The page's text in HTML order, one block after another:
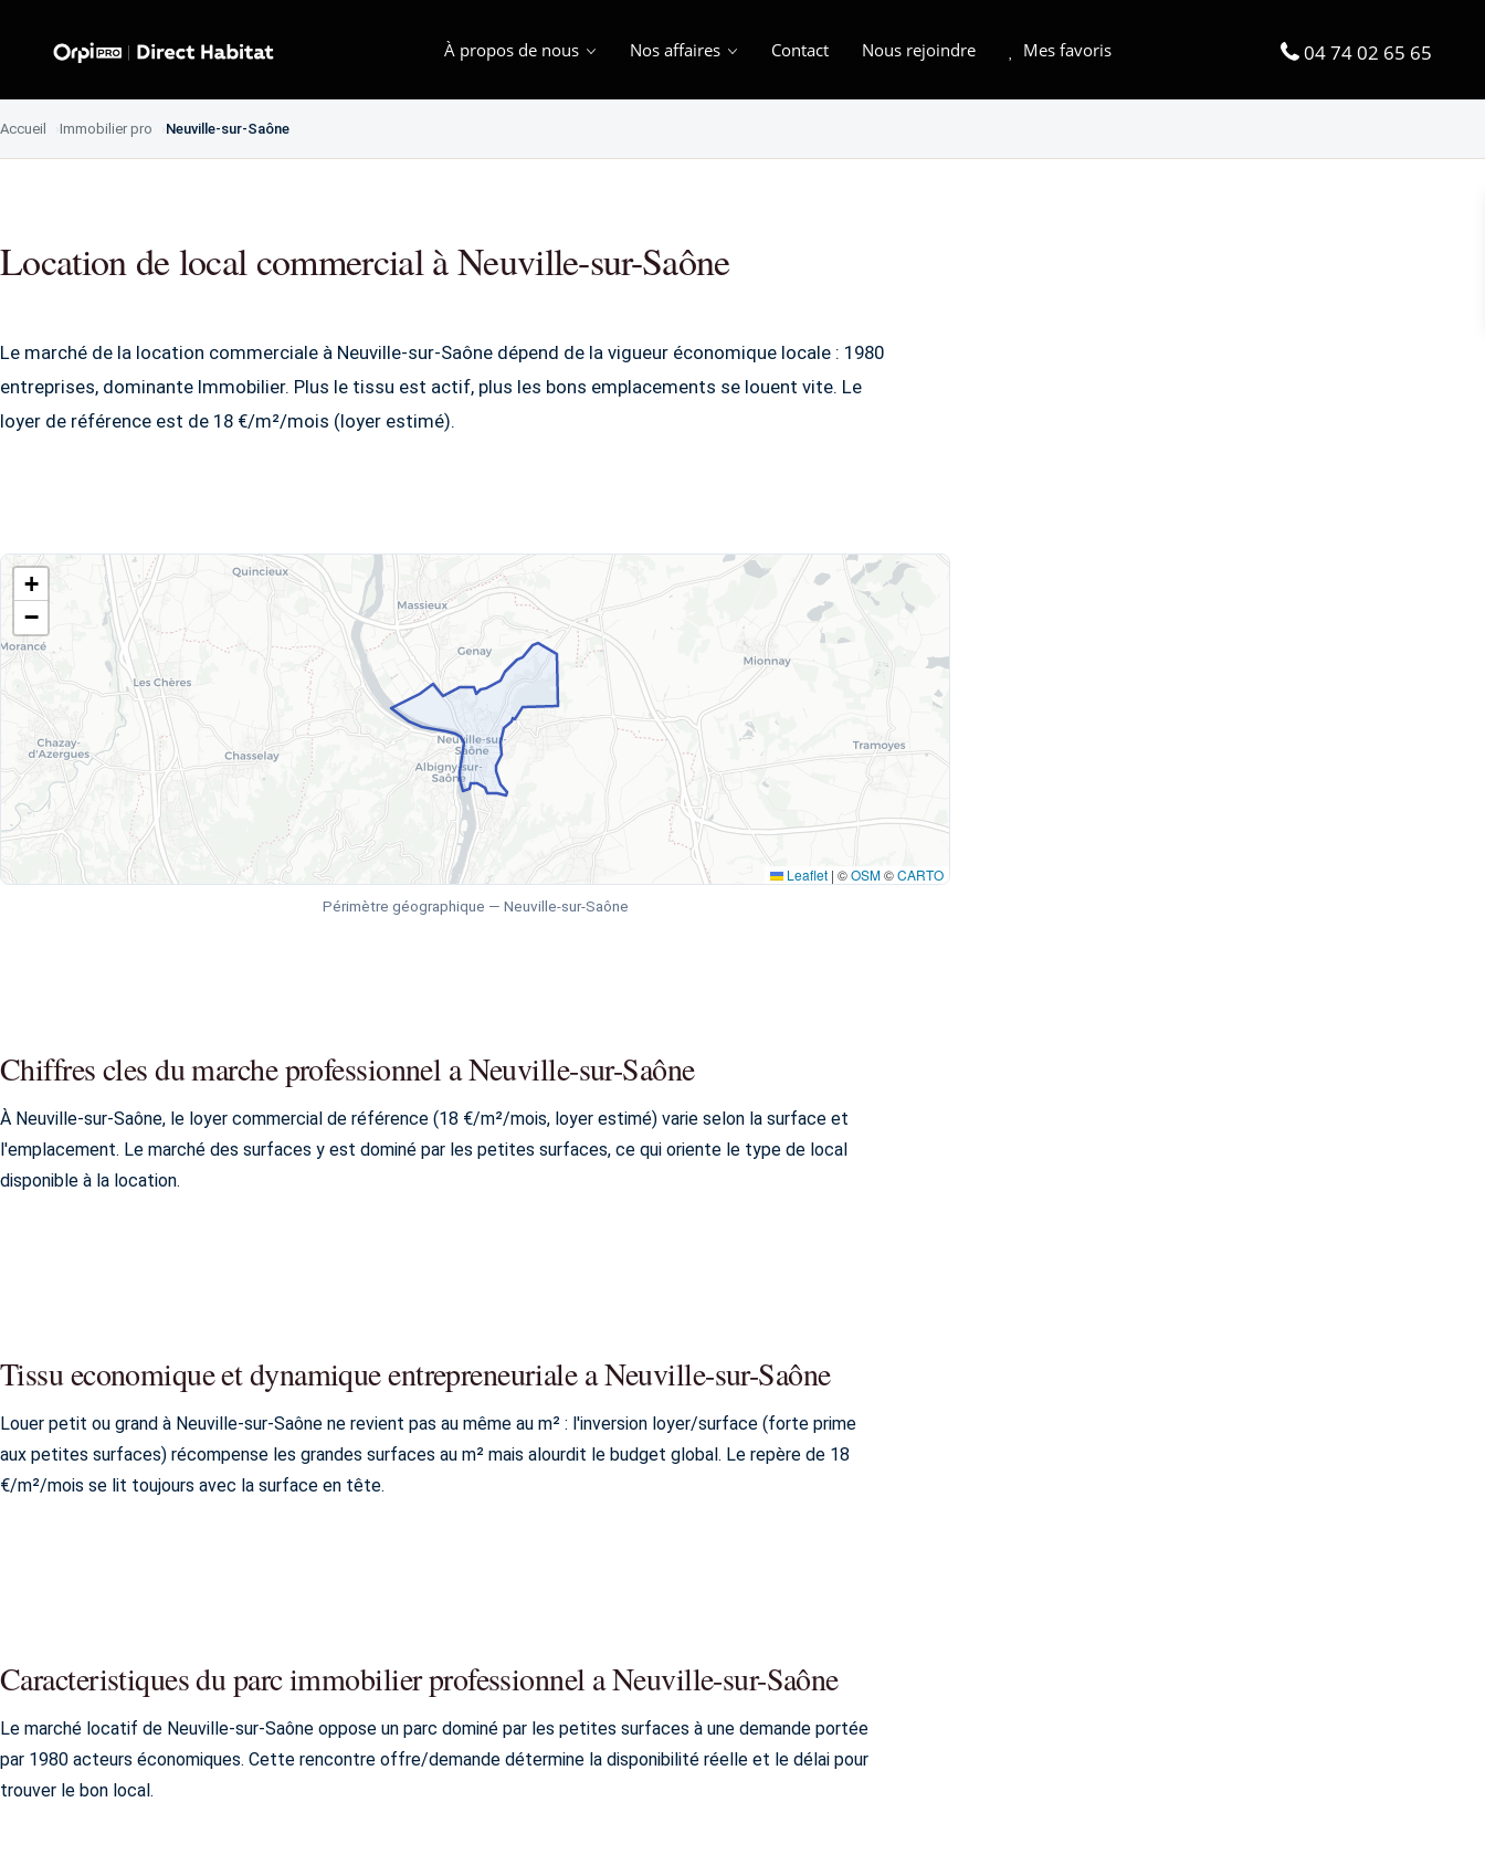
À propos de nous Nos affaires Contact Nous rejoindre Mes favoris 04 74 02 65 65
Accueil Immobilier pro Neuville-sur-Saône
Location de local commercial à Neuville-sur-Saône
Le marché de la location commerciale à Neuville-sur-Saône dépend de la vigueur économique locale : 1980
entreprises, dominante Immobilier. Plus le tissu est actif, plus les bons emplacements se louent vite. Le
loyer de référence est de 18 €/m²/mois (loyer estimé).
+
−
Leaflet | ©OSM©CARTO
Périmètre géographique — Neuville-sur-Saône
Chiffres cles du marche professionnel a Neuville-sur-Saône
À Neuville-sur-Saône, le loyer commercial de référence (18 €/m²/mois, loyer estimé) varie selon la surface et
l'emplacement. Le marché des surfaces y est dominé par les petites surfaces, ce qui oriente le type de local
disponible à la location.
Tissu economique et dynamique entrepreneuriale a Neuville-sur-Saône
Louer petit ou grand à Neuville-sur-Saône ne revient pas au même au m² : l'inversion loyer/surface (forte prime
aux petites surfaces) récompense les grandes surfaces au m² mais alourdit le budget global. Le repère de 18
€/m²/mois se lit toujours avec la surface en tête.
Caracteristiques du parc immobilier professionnel a Neuville-sur-Saône
Le marché locatif de Neuville-sur-Saône oppose un parc dominé par les petites surfaces à une demande portée
par 1980 acteurs économiques. Cette rencontre offre/demande détermine la disponibilité réelle et le délai pour
trouver le bon local.